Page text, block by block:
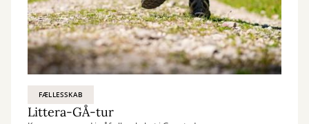
FÆLLESSKAB
Littera-GÅ-tur